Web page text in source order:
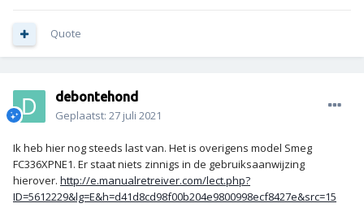
Quote
debontehond
Geplaatst: 27 juli 2021
Ik heb hier nog steeds last van. Het is overigens model Smeg
FC336XPNE1. Er staat niets zinnigs in de gebruiksaanwijzing
hierover. http://e.manualretreiver.com/lect.php?
ID=5612229&lg=E&h=d41d8cd98f00b204e9800998ecf8427e&src=15